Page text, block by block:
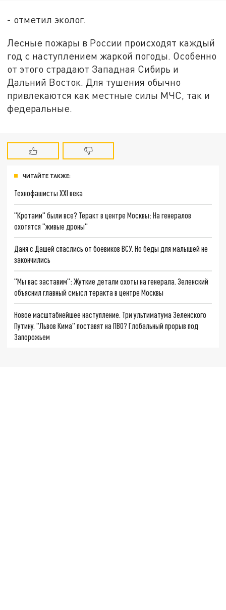
- отметил эколог.
Лесные пожары в России происходят каждый
год с наступлением жаркой погоды. Особенно
от этого страдают Западная Сибирь и
Дальний Восток. Для тушения обычно
привлекаются как местные силы МЧС, так и
федеральные.
ЧИТАЙТЕ ТАКЖЕ:
Технофашисты XXI века
"Кротами" были все? Теракт в центре Москвы: На генералов
охотятся "живые дроны"
Даня с Дашей спаслись от боевиков ВСУ. Но беды для малышей не
закончились
"Мы вас заставим": Жуткие детали охоты на генерала. Зеленский
объяснил главный смысл теракта в центре Москвы
Новое масштабнейшее наступление. Три ультиматума Зеленского
Путину. "Львов Кима" поставят на ПВО? Глобальный прорыв под
Запорожьем